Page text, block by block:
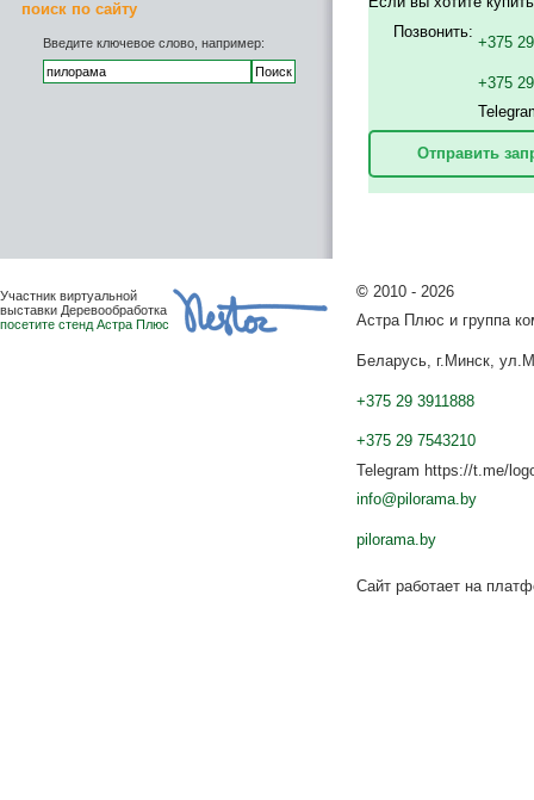
поиск по сайту
Введите ключевое слово, например:
Позвонить:
+375
+375
Отправить
Участник виртуальной
выставки Деревообработка
посетите стенд Астра Плюс
© 2010 - 2026
Астра Плюс и группа
Беларусь, г.Минск,
+375 29 3911888
+375 29 7543210
Telegram https://t.me/
info@pilorama.by
pilorama.by
Сайт работает на